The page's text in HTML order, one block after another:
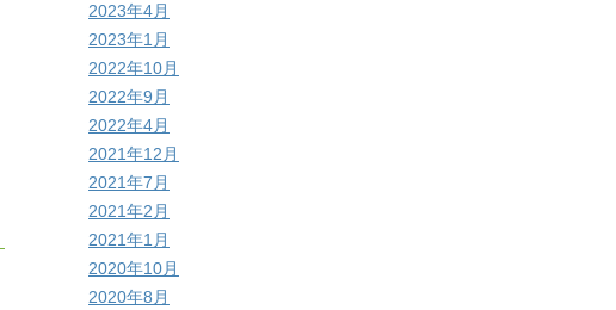
2023年4月
2023年1月
2022年10月
2022年9月
2022年4月
2021年12月
2021年7月
2021年2月
2021年1月
2020年10月
2020年8月